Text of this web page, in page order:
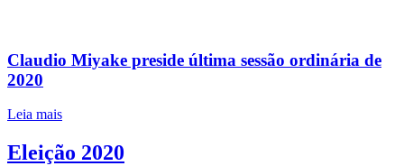
Claudio Miyake preside última sessão ordinária de
2020
Leia mais
Eleição 2020